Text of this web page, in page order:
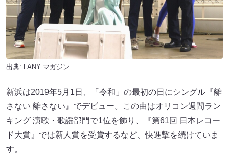
出典: FANY マガジン
新浜は2019年5月1日、「令和」の最初の日にシングル『離
さない 離さない』でデビュー。この曲はオリコン週間ラン
キング 演歌・歌謡部門で1位を飾り、『第61回 日本レコー
ド大賞』では新人賞を受賞するなど、快進撃を続けていま
す。